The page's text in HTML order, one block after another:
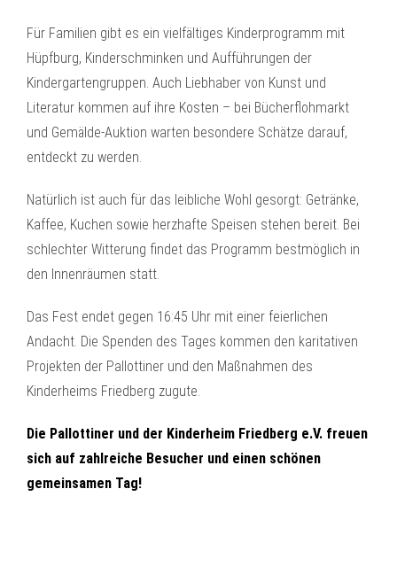
Für Familien gibt es ein vielfältiges Kinderprogramm mit
Hüpfburg, Kinderschminken und Aufführungen der
Kindergartengruppen. Auch Liebhaber von Kunst und
Literatur kommen auf ihre Kosten – bei Bücherflohmarkt
und Gemälde-Auktion warten besondere Schätze darauf,
entdeckt zu werden.
Natürlich ist auch für das leibliche Wohl gesorgt: Getränke,
Kaffee, Kuchen sowie herzhafte Speisen stehen bereit. Bei
schlechter Witterung findet das Programm bestmöglich in
den Innenräumen statt.
Das Fest endet gegen 16:45 Uhr mit einer feierlichen
Andacht. Die Spenden des Tages kommen den karitativen
Projekten der Pallottiner und den Maßnahmen des
Kinderheims Friedberg zugute.
Die Pallottiner und der Kinderheim Friedberg e.V. freuen
sich auf zahlreiche Besucher und einen schönen
gemeinsamen Tag!